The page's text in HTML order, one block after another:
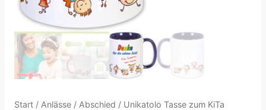
Start/ Anlässe/ Abschied / Unikatolo Tasse zum KiTa
Menge